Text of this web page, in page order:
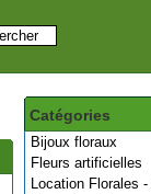
Catégories
Bijoux floraux
Fleurs artificielles
Location Florales